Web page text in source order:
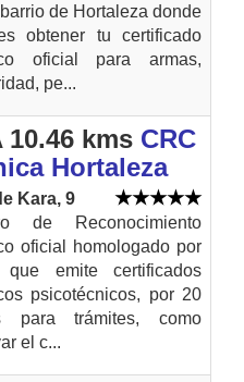
de Hortaleza donde
obtener tu certificado
oficial para armas,
pe...
10.46 kms CRC
Hortaleza
Kara, 9
de Reconocimiento
oficial homologado por
que emite certificados
psicotécnicos, por 20
para trámites, como
el c...